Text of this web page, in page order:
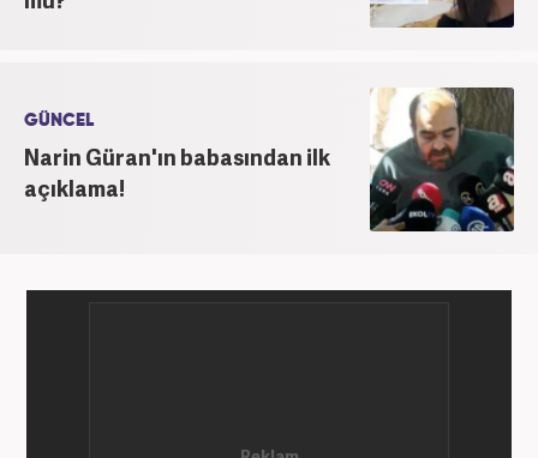
başta olmak üzere birçok alanda özel haber,
infografik ve video hazırladı. Hala Haber7'de Haber
GÜNCEL
Narin Güran'ın babasından ilk
açıklama!